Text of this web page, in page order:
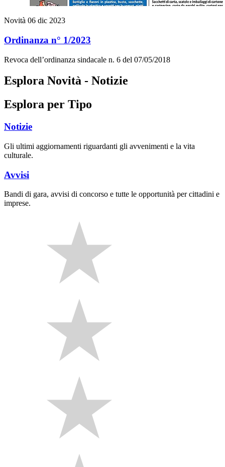
Novità 06 dic 2023
Ordinanza n° 1/2023
Revoca dell’ordinanza sindacale n. 6 del 07/05/2018
Esplora Novità - Notizie
Esplora per Tipo
Notizie
Gli ultimi aggiornamenti riguardanti gli avvenimenti e la vita
culturale.
Avvisi
Bandi di gara, avvisi di concorso e tutte le opportunità per cittadini e
imprese.